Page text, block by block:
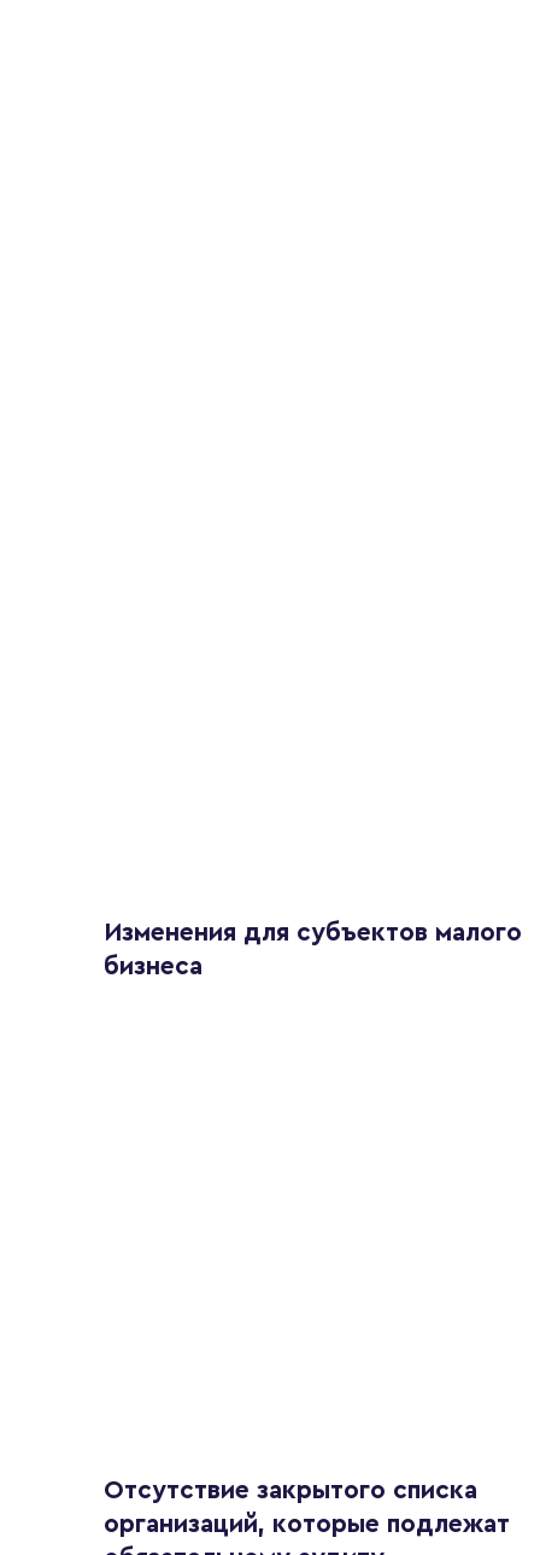
Изменения для субъектов малого
бизнеса
Отсутствие закрытого списка
организаций, которые подлежат